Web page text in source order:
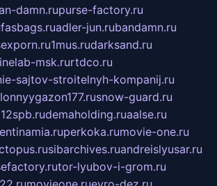
damn.rupurse-factory.ru
fasbags.ruadler-jun.rubandamn.ru
1mus.rudarksand.ru
msk.rurtdco.ru
sajtov-stroitelnyh-kompanij.ru
snow-guard.ru
demaholding.ruaalse.ru
perkoka.rumovie-one.ru
sibarchives.ruandreislyusar.ru
tor-lyubov-i-grom.ru